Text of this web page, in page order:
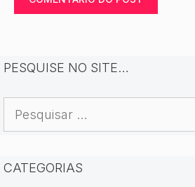
PESQUISE NO SITE…
CATEGORIAS